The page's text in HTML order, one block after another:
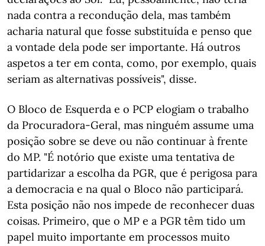
nada contra a recondução dela, mas também
acharia natural que fosse substituída e penso que
a vontade dela pode ser importante. Há outros
aspetos a ter em conta, como, por exemplo, quais
seriam as alternativas possíveis", disse.
O Bloco de Esquerda e o PCP elogiam o trabalho
da Procuradora-Geral, mas ninguém assume uma
posição sobre se deve ou não continuar à frente
do MP. "É notório que existe uma tentativa de
partidarizar a escolha da PGR, que é perigosa para
a democracia e na qual o Bloco não participará.
Esta posição não nos impede de reconhecer duas
coisas. Primeiro, que o MP e a PGR têm tido um
papel muito importante em processos muito